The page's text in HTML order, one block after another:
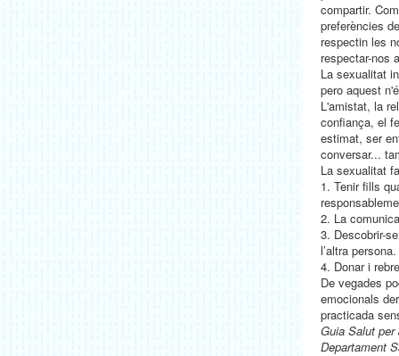
compartir.
preferències
respectin les
respectar-nos
La sexualitat
pero aquest
L'amistat, la
confiança, el
estimat, ser
conversar...
La sexualitat
1. Tenir fills
2. La
3. Descobrir-
l’altra persona.
4. Donar i
De vegades
emocionals
practicada
Guia Salut per
Departament